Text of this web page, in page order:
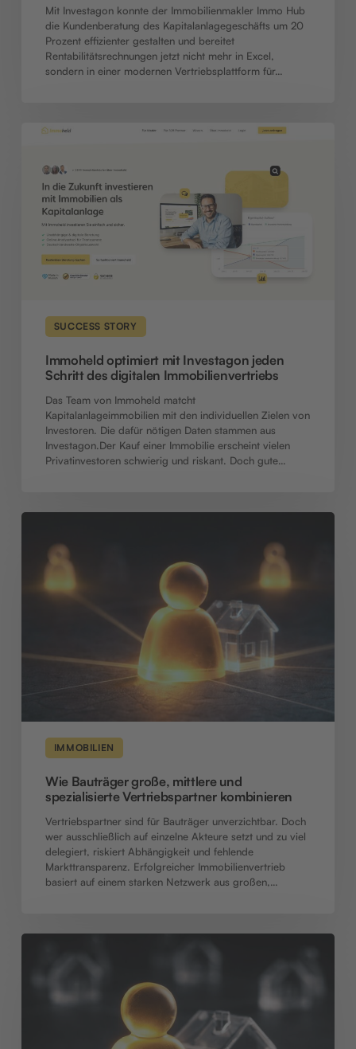
Mit Investagon konnte der Immobilienmakler Immo Hub
die Kundenberatung des Kapitalanlagegeschäfts um 20
Prozent effizienter gestalten und bereitet
Rentabilitätsrechnungen jetzt nicht mehr in Excel,
sondern in einer modernen Vertriebsplattform für…
Immoheld
Investagon
jeden
Schritt
digitalen
Immobilienvertriebs
SUCCESS STORY
Immoheld optimiert mit Investagon jeden
Schritt des digitalen Immobilienvertriebs
Das Team von Immoheld matcht
Kapitalanlageimmobilien mit den individuellen Zielen von
Investoren. Die dafür nötigen Daten stammen aus
Investagon.Der Kauf einer Immobilie erscheint vielen
Privatinvestoren schwierig und riskant. Doch gute…
Wie
große,
mittlere
spezialisierte
IMMOBILIEN
Wie Bauträger große, mittlere und
spezialisierte Vertriebspartner kombinieren
Vertriebspartner sind für Bauträger unverzichtbar. Doch
wer ausschließlich auf einzelne Akteure setzt und zu viel
delegiert, riskiert Abhängigkeit und fehlende
Markttransparenz. Erfolgreicher Immobilienvertrieb
basiert auf einem starken Netzwerk aus großen,…
Effizienter